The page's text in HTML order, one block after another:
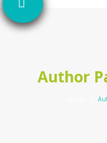
Author